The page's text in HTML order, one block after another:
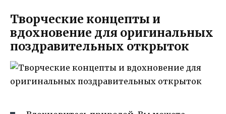
Творческие концепты и
вдохновение для оригинальных
поздравительных открыток